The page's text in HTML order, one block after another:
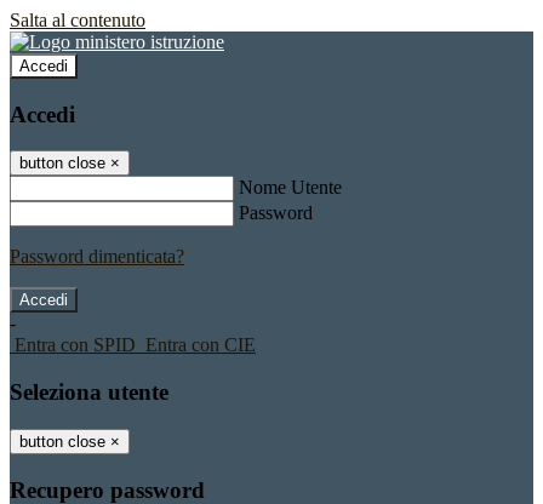
Salta al contenuto
Accedi
Accedi
button close ×
Nome Utente
Password
Password dimenticata?
-
Entra con SPID Entra con CIE
Seleziona utente
button close ×
Recupero password